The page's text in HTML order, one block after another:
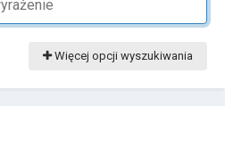
Więcej opcji wyszukiwania